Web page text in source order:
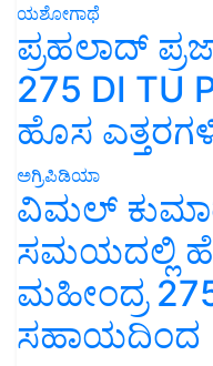
ಯಶೋಗಾಥೆ
ಪ್ರಹಲಾದ್
275 DI TU
ಹೊಸ
ಅಗ್ರಿಪಿಡಿಯಾ
ವಿಮಲ್
ಸಮಯದಲ್ಲಿ
ಮಹೀಂದ್ರ
ಸಹಾಯದಿಂದ